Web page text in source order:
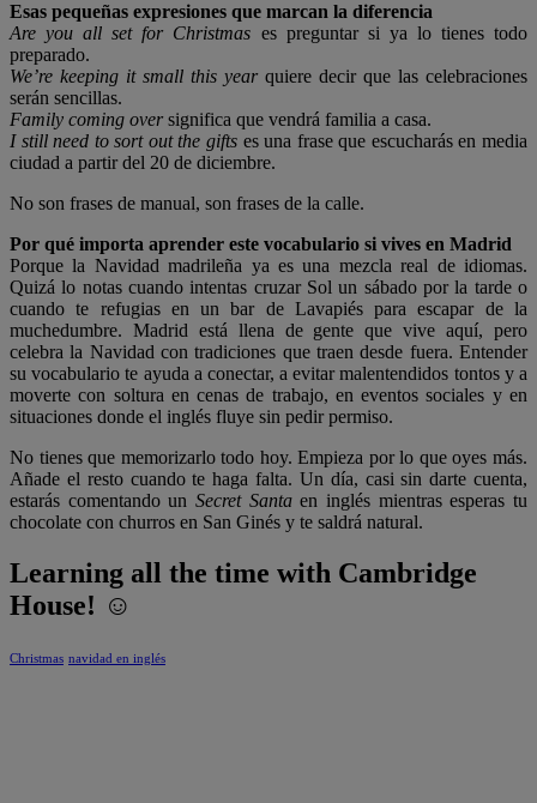
Esas pequeñas expresiones que marcan la diferencia
Are you all set for Christmas es preguntar si ya lo tienes todo
preparado.
We’re keeping it small this yearquiere decir que las celebraciones
serán sencillas.
Family coming oversignifica que vendrá familia a casa.
I still need to sort out the gifts es una frase que escucharás en media
ciudad a partir del 20 de diciembre.
No son frases de manual, son frases de la calle.
Por qué importa aprender este vocabulario si vives en Madrid
Porque la Navidad madrileña ya es una mezcla real de idiomas.
Quizá lo notas cuando intentas cruzar Sol un sábado por la tarde o
cuando te refugias en un bar de Lavapiés para escapar de la
muchedumbre. Madrid está llena de gente que vive aquí, pero
celebra la Navidad con tradiciones que traen desde fuera. Entender
su vocabulario te ayuda a conectar, a evitar malentendidos tontos y a
moverte con soltura en cenas de trabajo, en eventos sociales y en
situaciones donde el inglés fluye sin pedir permiso.
No tienes que memorizarlo todo hoy. Empieza por lo que oyes más.
Añade el resto cuando te haga falta. Un día, casi sin darte cuenta,
estarás comentando un Secret Santaen inglés mientras esperas tu
chocolate con churros en San Ginés y te saldrá natural.
Learning all the time with Cambridge
House! ☺
Christmas navidad en inglés